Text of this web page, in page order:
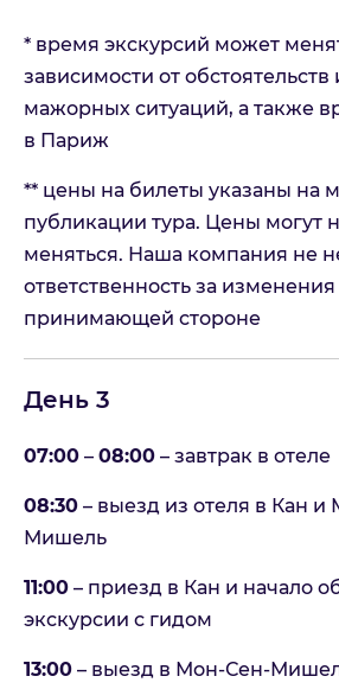
* время экскурсий может
зависимости от
мажорных ситуаций, а также
в Париж
** цены на билеты указаны на
публикации тура. Цены могут
меняться. Наша компания не
ответственность за
принимающей стороне
День 3
07:00 – 08:00 – завтрак в отеле
08:30 – выезд из отеля в Кан
Мишель
11:00 – приезд в Кан и начало
экскурсии с гидом
13:00 – выезд в Мон-Сен-